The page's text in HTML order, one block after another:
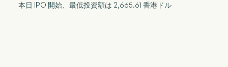
本日 IPO 開始、最低投資額は 2,665.61 香港ドル